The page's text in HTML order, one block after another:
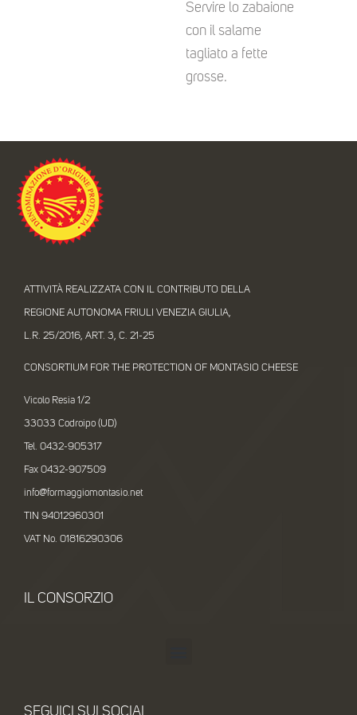
Servire lo zabaione
con il salame
tagliato a fette
grosse.
ATTIVITÀ REALIZZATA CON IL CONTRIBUTO DELLA
REGIONE AUTONOMA FRIULI VENEZIA GIULIA,
L.R. 25/2016, ART. 3, C. 21-25
CONSORTIUM FOR THE PROTECTION OF MONTASIO CHEESE
Vicolo Resia 1/2
33033 Codroipo (UD)
Tel. 0432-905317
Fax 0432-907509
info@formaggiomontasio.net
TIN 94012960301
VAT No. 01816290306
IL CONSORZIO